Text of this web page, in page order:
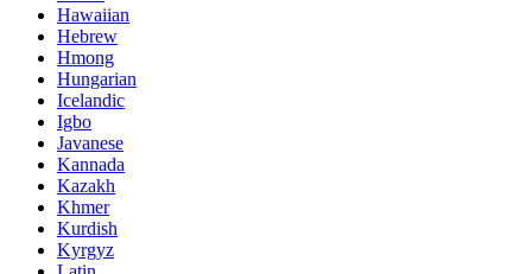
Hawaiian
Hebrew
Hmong
Hungarian
Icelandic
Igbo
Javanese
Kannada
Kazakh
Khmer
Kurdish
Kyrgyz